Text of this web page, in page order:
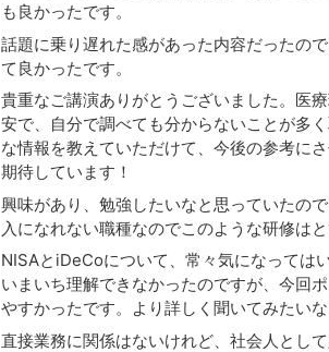
も良かったです。
話題に乗り遅れた感があった内容だったの
て良かったです。
貴重なご講演ありがとうございました。医
安で、自分で調べても分からないことが多
な情報を教えていただけて、今後の参考に
期待しています！
興味があり、勉強したいなと思っていたの
入になれない職種なのでこのような研修は
NISAとiDeCoについて、常々気になっては
いまいち理解できなかったのですが、今回
やすかったです。より詳しく聞いてみたい
直接業務に関係はないけれど、社会人とし